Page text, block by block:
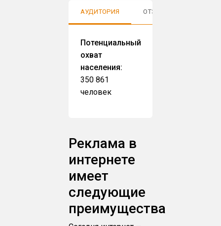
АУДИТОРИЯ ОТЗЫВЫ
Потенциальный
охват
населения:
350 861
человек
Реклама в
интернете
имеет
следующие
преимущества